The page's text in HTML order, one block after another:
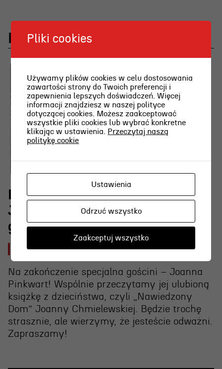
Najnowsze aktualności
Rodzinne Czytanki nad morzem z
Joanną Pinkwart 8 sierpnia
g.12.00
2026-08-06 [czw]
Na zakończenie specjalna gościni – Joanna
Pinkwart! Wspólnie przeczytamy jej ulubioną
książkę z dzieciństwa, czyli „Nawiedzony
Dom” Joanny Chmielewskiej. Będzie trochę
strasznie, ale wierzymy, że jesteście odważni.
Zapraszamy!
Pliki cookies
Używamy plików cookies w celu dostosowania
zawartości strony do Twoich preferencji i
zapewnienia lepszych doświadczeń. Więcej
informacji znajdziesz w naszej polityce
dotyczącej cookies. Możesz zaakceptować
wszystkie pliki cookies lub wybrać konkretne
klikając w ustawienia. Przeczytaj naszą
politykę cookie
Ustawienia
Odrzuć wszystko
Zaakceptuj wszystko